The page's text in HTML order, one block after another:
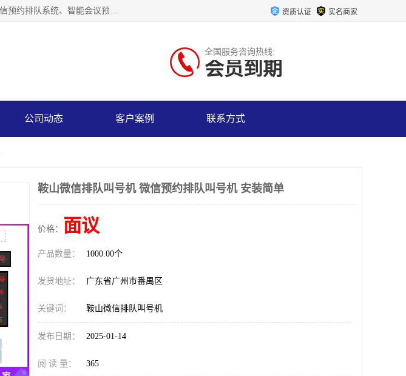
广州如江智能科技有限公司自主研排队叫号系统、工业一体机、叫号机、评价器系统、排队机、微信预约排队系统、智能会议预约系统、自助终端机、自助查询机、LED显示屏、触控一体机、平板会议一体机、教学一体机、室户外液晶广告机等生产以及解决方案，是一家高新技术企业，支持软硬件定制，全国上门安装售后服务。 资质认证 实名商家
全国服务咨询热线:
会员到期
公司动态 客户案例 联系方式
鞍山微信排队叫号机 微信预约排队叫号机 安装简单
价格： 面议
产品数量： 1000.00个
发货地址： 广东省广州市番禺区
关键词： 鞍山微信排队叫号机
发布日期： 2025-01-14
阅 读 量： 365